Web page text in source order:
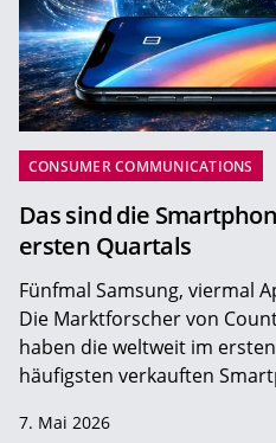
CONSUMER COMMUNICATIONS
Das sind die
ersten Quartals
Fünfmal Samsung, viermal
Die Marktforscher von
haben die weltweit im
häufigsten verkauften
7. Mai 2026